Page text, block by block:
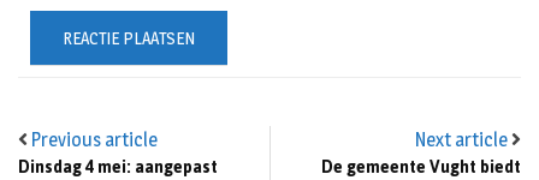
Previous article
Dinsdag 4 mei: aangepast
Next article
De gemeente Vught biedt